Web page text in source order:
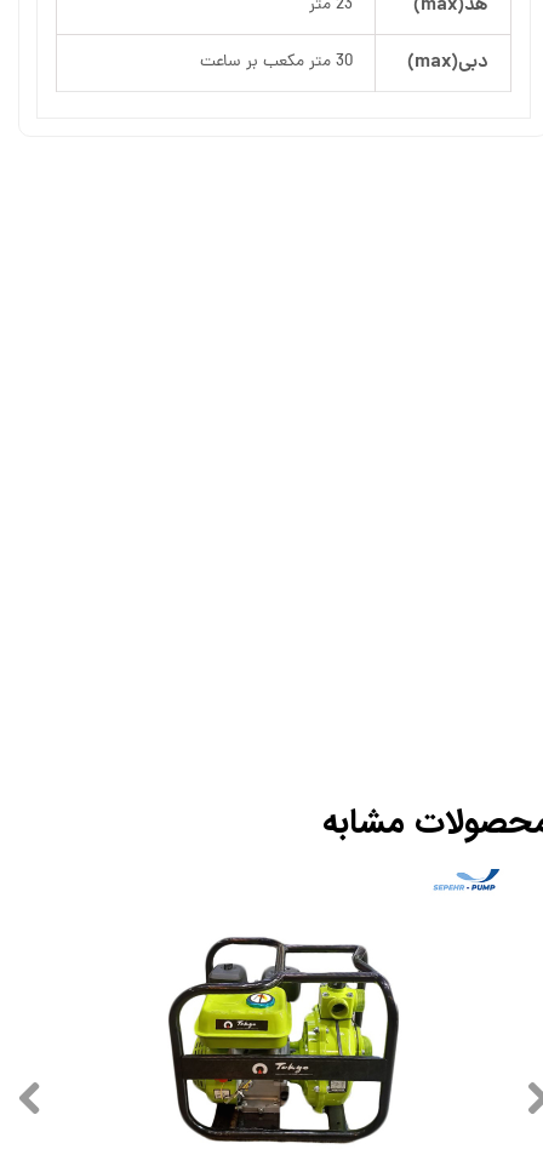
دبی(max) 30 متر مکعب بر ساعت
مشابه